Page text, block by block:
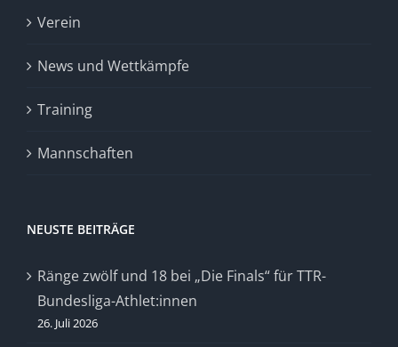
Verein
News und Wettkämpfe
Training
Mannschaften
NEUSTE BEITRÄGE
Ränge zwölf und 18 bei „Die Finals“ für TTR-
Bundesliga-Athlet:innen
26. Juli 2026